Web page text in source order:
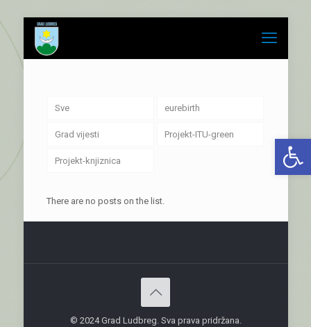
Sve eurebirth
Grad vijesti Projekt-ITU-green
Projekt-knjiznica
There are no posts on the list.
© 2024 Grad Ludbreg. Sva prava pridržana.